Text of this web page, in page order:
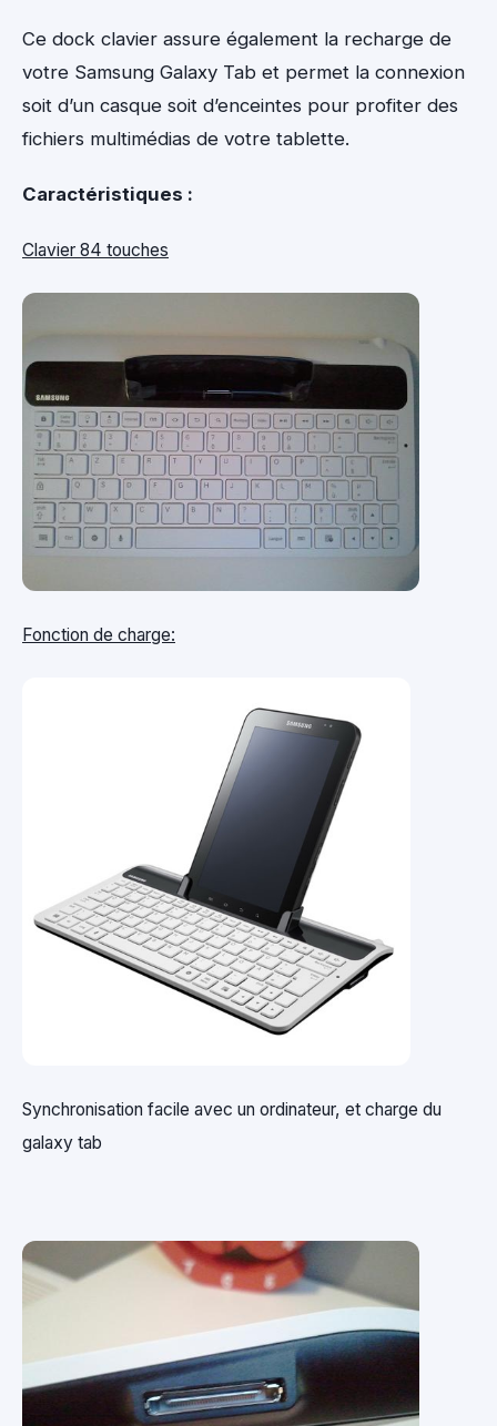
Ce dock clavier assure également la recharge de
votre Samsung Galaxy Tab et permet la connexion
soit d’un casque soit d’enceintes pour profiter des
fichiers multimédias de votre tablette.
Caractéristiques :
Clavier 84 touches
Fonction de charge:
Synchronisation facile avec un ordinateur, et charge du
galaxy tab